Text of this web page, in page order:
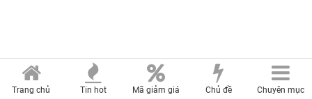
Trang chủ Tin hot Mã giảm giá Chủ đề Chuyên mục